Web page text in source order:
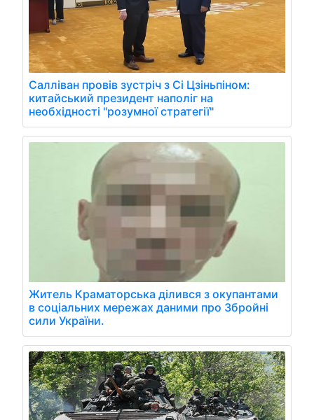
Салліван провів зустріч з Сі Цзіньпіном:
китайський президент наполіг на
необхідності "розумної стратегії"
Житель Краматорська ділився з окупантами
в соціальних мережах даними про Збройні
сили України.